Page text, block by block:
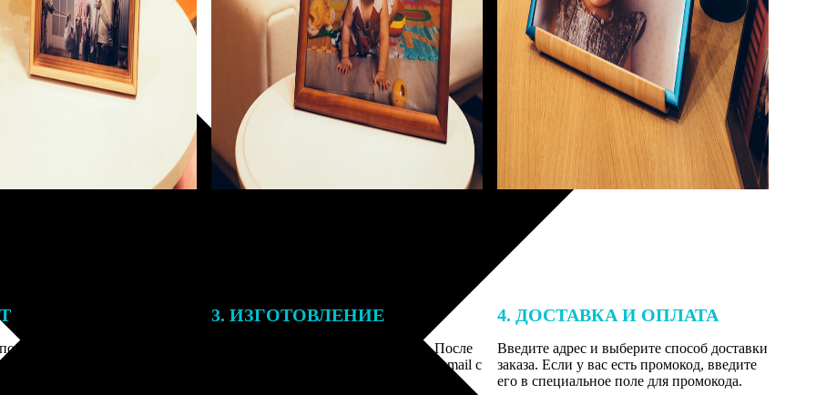
заказа к печати
могут связаться с Вами
телефону или email для
3. ИЗГОТОВЛЕНИЕ
Оплатите заказ банковской картой. После
оплаты получите подтверждение на email с
описанием заказа. Когда отправим заказ
4. ДОСТАВКА И ОПЛАТА
Введите адрес и выберите способ доставки
заказа. Если у вас есть промокод, введите
его в специальное поле для промокода.